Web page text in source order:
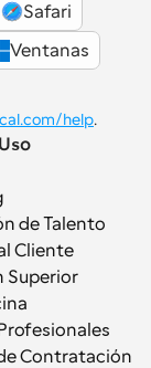
Safari
Ventanas
cal.com/help.
de Talento
Cliente
Superior
Contratación